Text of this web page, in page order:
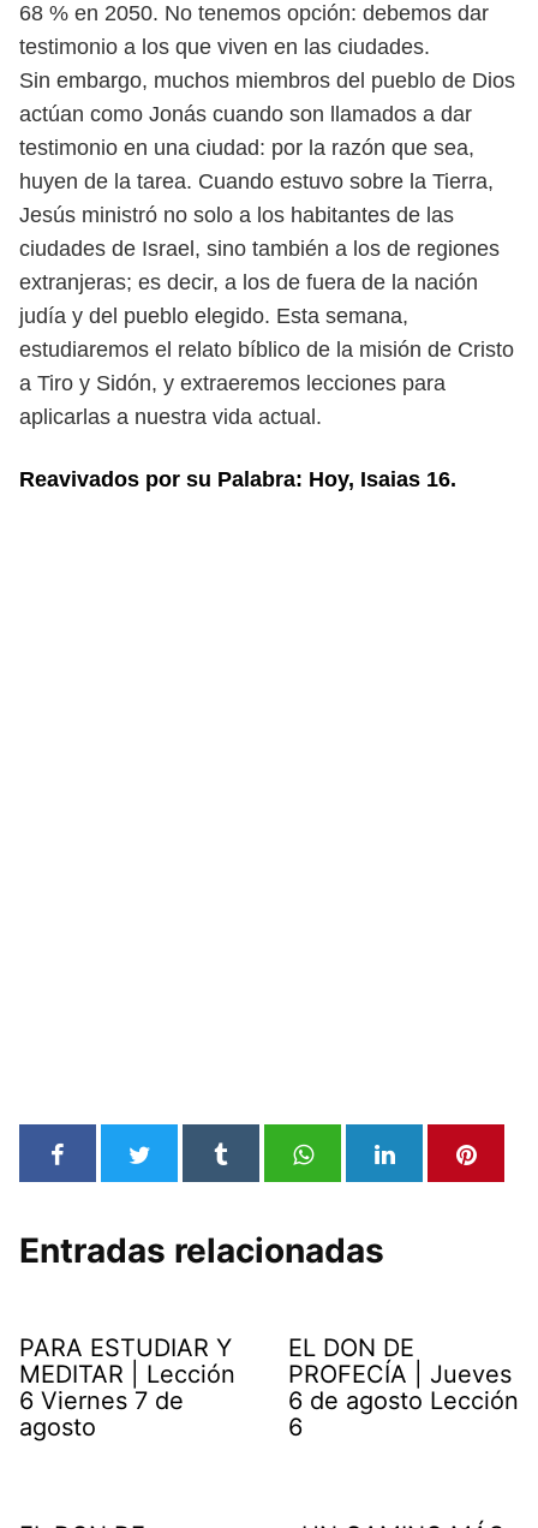
68 % en 2050. No tenemos opción: debemos dar
testimonio a los que viven en las ciudades.
Sin embargo, muchos miembros del pueblo de Dios
actúan como Jonás cuando son llamados a dar
testimonio en una ciudad: por la razón que sea,
huyen de la tarea. Cuando estuvo sobre la Tierra,
Jesús ministró no solo a los habitantes de las
ciudades de Israel, sino también a los de regiones
extranjeras; es decir, a los de fuera de la nación
judía y del pueblo elegido. Esta semana,
estudiaremos el relato bíblico de la misión de Cristo
a Tiro y Sidón, y extraeremos lecciones para
aplicarlas a nuestra vida actual.
Reavivados por su Palabra: Hoy, Isaias 16.
Entradas relacionadas
PARA ESTUDIAR Y
MEDITAR | Lección
6 Viernes 7 de
agosto
EL DON DE
PROFECÍA | Jueves
6 de agosto Lección
6